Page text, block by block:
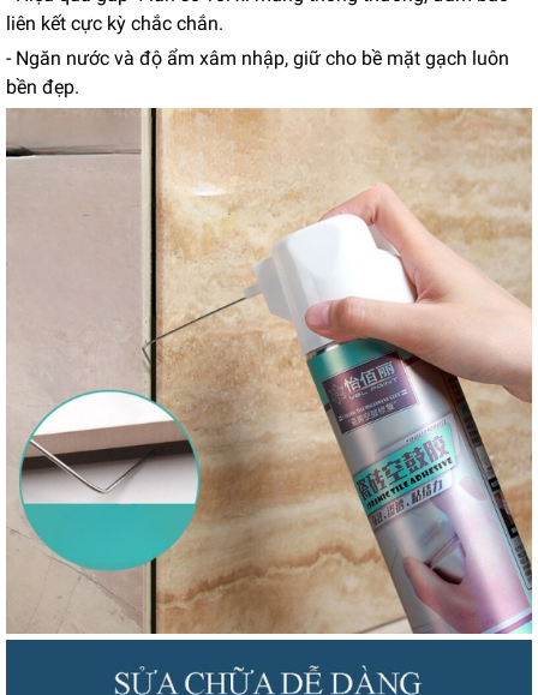
liên kết cực kỳ chắc chắn.
- Ngăn nước và độ ẩm xâm nhập, giữ cho bề mặt gạch luôn
bền đẹp.